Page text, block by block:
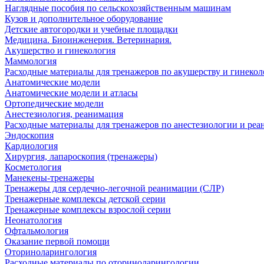
Наглядные пособия по сельскохозяйственным машинам
Кузов и дополнительное оборудование
Детские автогородки и учебные площадки
Медицина. Биоинженерия. Ветеринария.
Акушерство и гинекология
Маммология
Расходные материалы для тренажеров по акушерству и
Анатомические модели
Анатомические модели и атласы
Ортопедические модели
Анестезиология, реанимация
Расходные материалы для тренажеров по анестезиологии и
Эндоскопия
Кардиология
Хирургия, лапароскопия (тренажеры)
Косметология
Манекены-тренажеры
Тренажеры для сердечно-легочной реанимации (СЛР)
Тренажерные комплексы детской серии
Тренажерные комплексы взрослой серии
Неонатология
Офтальмология
Оказание первой помощи
Оториноларингология